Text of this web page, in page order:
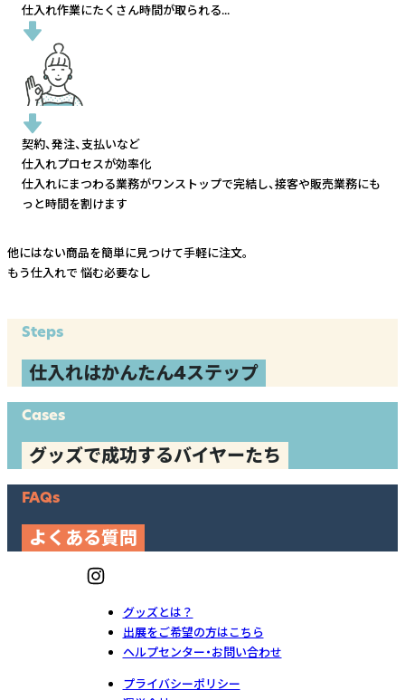
仕入れ作業にたくさん時間が取られる...
契約、発注、支払いなど
仕入れプロセスが効率化
仕入れにまつわる業務がワンストップで完結し、接客や販売業務にも
っと時間を割けます
他にはない商品を簡単に見つけて手軽に注文。
もう仕入れで 悩む必要なし
Steps
仕入れはかんたん4ステップ
Cases
グッズで成功するバイヤーたち
FAQs
よくある質問
グッズとは？
出展をご希望の方はこちら
ヘルプセンター・お問い合わせ
プライバシーポリシー